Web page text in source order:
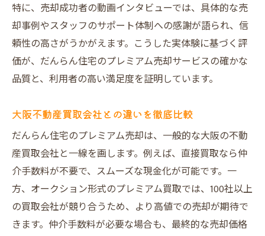
特に、売却成功者の動画インタビューでは、具体的な売
却事例やスタッフのサポート体制への感謝が語られ、信
頼性の高さがうかがえます。こうした実体験に基づく評
価が、だんらん住宅のプレミアム売却サービスの確かな
品質と、利用者の高い満足度を証明しています。
大阪不動産買取会社との違いを徹底比較
だんらん住宅のプレミアム売却は、一般的な大阪の不動
産買取会社と一線を画します。例えば、直接買取なら仲
介手数料が不要で、スムーズな現金化が可能です。一
方、オークション形式のプレミアム買取では、100社以上
の買取会社が競り合うため、より高値での売却が期待で
きます。仲介手数料が必要な場合も、最終的な売却価格